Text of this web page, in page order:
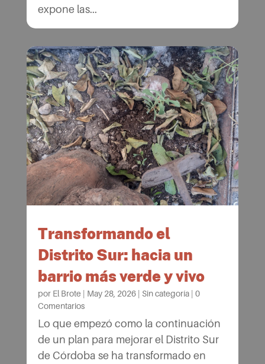
expone las...
Transformando el
Distrito Sur: hacia un
barrio más verde y vivo
por El Brote | May 28, 2026| Sin categoría| 0
Comentarios
Lo que empezó como la continuación
de un plan para mejorar el Distrito Sur
de Córdoba se ha transformado en